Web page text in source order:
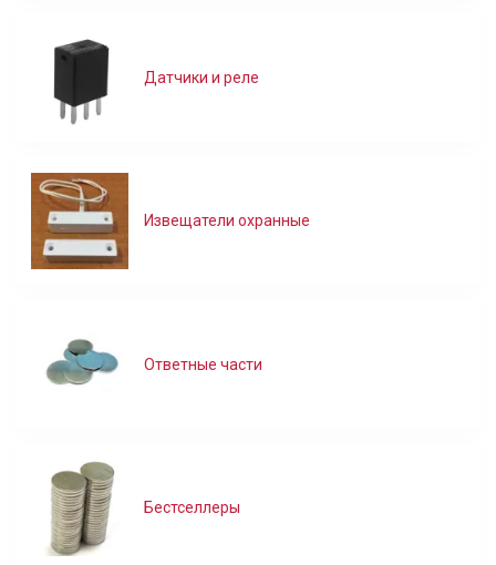
Датчики и реле
Извещатели охранные
Ответные части
Бестселлеры